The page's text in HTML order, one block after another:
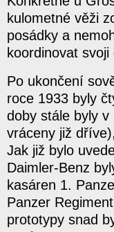
kulometné věži
posádky a
koordinovat svoji
Po ukončení
roce 1933 byly
doby stále byly v
vráceny již
Jak již bylo
Daimler-Benz
kasáren 1.
Panzer
prototypy snad